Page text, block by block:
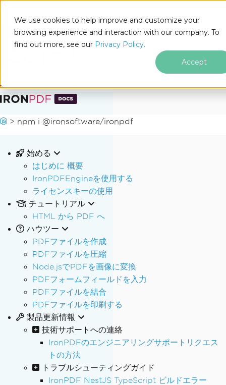
We use cookies to help improve and customize your
browsing experience and interaction with our company. To
find out more, see our Privacy Policy.
Accept
フッターコンテンツにスキップ
Docs
> npm i @ironsoftware/ironpdf
始める
はじめに 概要
IronPDFEngineを使用する
ライセンスキーの使用
チュートリアル
HTML から PDF へ
ハウツー
PDFファイルを作成
PDFファイルを圧縮
Node.jsでPDFを画像に変換
PDFフォームフィールドを入力
PDFファイルを結合
PDFファイルを印刷する
製品更新情報
技術サポートへの連絡
IronPDFのエンジニアリングサポートリクエス
トの方法
トラブルシューティングガイド
IronPDF NestJS TypeScript ビルドエラー